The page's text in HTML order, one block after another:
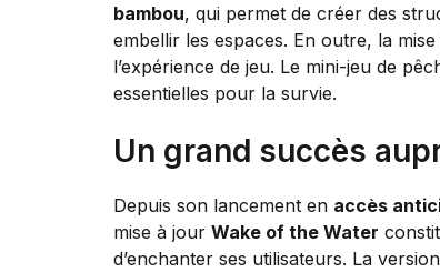
bambou, qui permet de créer des
embellir les espaces. En outre, la
l’expérience de jeu. Le mini-jeu de
essentielles pour la survie.
Un grand succès
Depuis son lancement en accès
mise à jour Wake of the Water
d’enchanter ses utilisateurs. La